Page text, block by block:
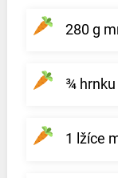
280 g
¾
1 lžíce